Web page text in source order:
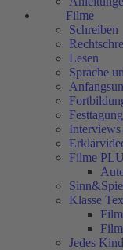
Filme
Schreiben
Lesen
Sprache
Filme
Klasse
Jedes